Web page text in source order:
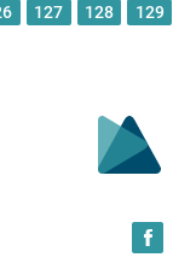
127 128 129